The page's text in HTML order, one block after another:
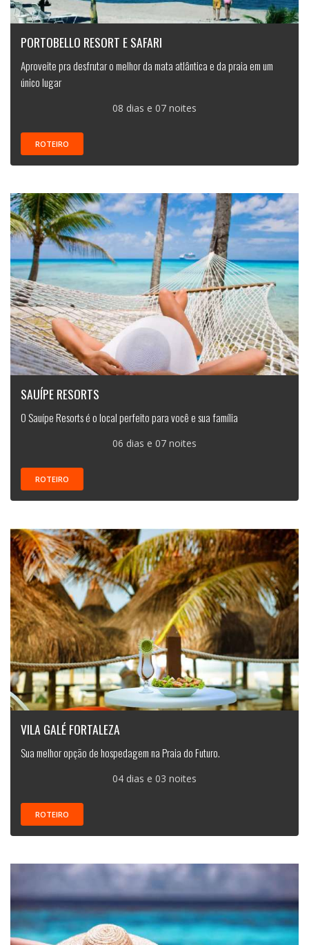
PORTOBELLO RESORT E SAFARI
Aproveite pra desfrutar o melhor da mata atlântica e da praia em um
único lugar
08 dias e 07 noites
ROTEIRO
SAUÍPE RESORTS
O Sauípe Resorts é o local perfeito para você e sua família
06 dias e 07 noites
ROTEIRO
VILA GALÉ FORTALEZA
Sua melhor opção de hospedagem na Praia do Futuro.
04 dias e 03 noites
ROTEIRO